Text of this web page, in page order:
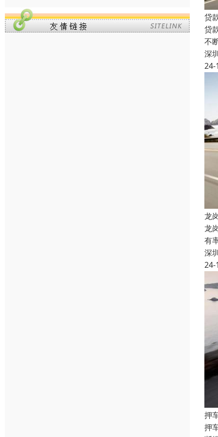
贷
贷
不
深
24-
龙
龙
有
深
24-
押
押